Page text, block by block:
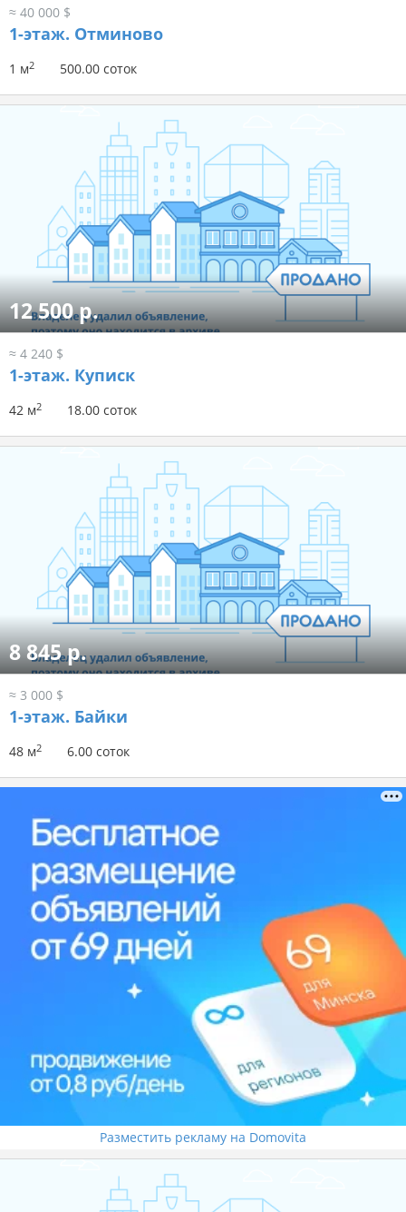
≈ 40 000 $
1-этаж. Отминово
1 м2 500.00 соток
12 500 р.
≈ 4 240 $
1-этаж. Куписк
42 м2 18.00 соток
8 845 р.
≈ 3 000 $
1-этаж. Байки
48 м2 6.00 соток
Разместить рекламу на Domovita